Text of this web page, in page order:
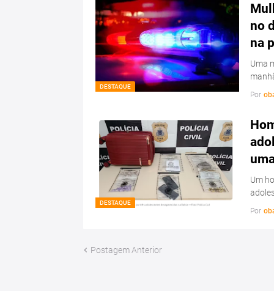
DESTAQUE
no
na
Uma
Por
DESTAQUE
Um
Por
Postagem Anterior